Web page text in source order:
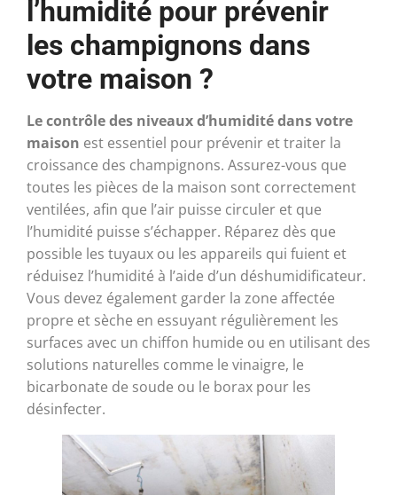
l’humidité pour prévenir
les champignons dans
votre maison ?
Le contrôle des niveaux d’humidité dans votre
maison est essentiel pour prévenir et traiter la
croissance des champignons. Assurez-vous que
toutes les pièces de la maison sont correctement
ventilées, afin que l’air puisse circuler et que
l’humidité puisse s’échapper. Réparez dès que
possible les tuyaux ou les appareils qui fuient et
réduisez l’humidité à l’aide d’un déshumidificateur.
Vous devez également garder la zone affectée
propre et sèche en essuyant régulièrement les
surfaces avec un chiffon humide ou en utilisant des
solutions naturelles comme le vinaigre, le
bicarbonate de soude ou le borax pour les
désinfecter.